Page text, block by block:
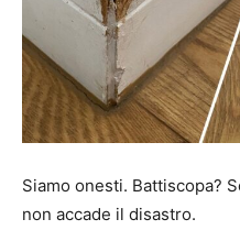
Siamo onesti. Battiscopa?
non accade il disastro.